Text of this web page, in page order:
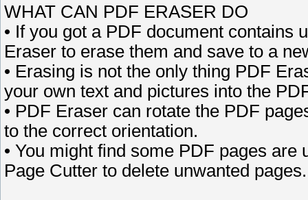
WHAT CAN PDF ERASER DO
• If you got a PDF document contains
Eraser to erase them and save to a
• Erasing is not the only thing PDF
your own text and pictures into the
• PDF Eraser can rotate the PDF
to the correct orientation.
• You might find some PDF pages
Page Cutter to delete unwanted pages.